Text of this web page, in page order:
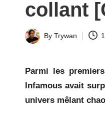
P
la
y.
c
o
collant
Posted
By Trywan
Parmi les
Infamous avait
univers mêlant